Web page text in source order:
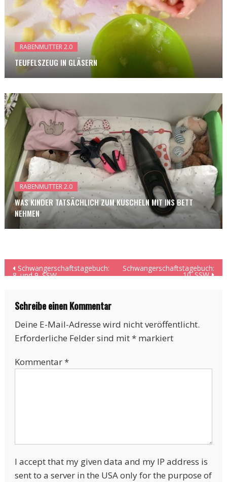
RABENMUTTER 2.0
TEUFELSZEUG IN GLÄSERN
RABENMUTTER 2.0
WAS KINDER TATSÄCHLICH ZUM KUSCHELN MIT INS BETT
NEHMEN
Beitragsnavigation
Schwangerschaftstagebuch:
8. und 9. SSW
Schwangerschaftstagebuch:
10. SSW
Schreibe einen Kommentar
Deine E-Mail-Adresse wird nicht veröffentlicht.
Erforderliche Felder sind mit*markiert
Kommentar*
I accept that my given data and my IP address is
sent to a server in the USA only for the purpose of